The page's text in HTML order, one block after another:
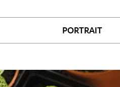
PORTRAIT